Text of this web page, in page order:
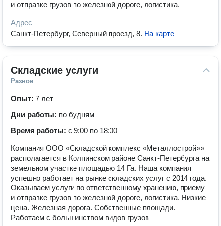
и отправке грузов по железной дороге, логистика.
Адрес
Санкт-Петербург, Северный проезд, 8. На карте
Складские услуги
Разное
Опыт: 7 лет
Дни работы: по будням
Время работы: с 9:00 по 18:00
Компания ООО «Складской комплекс «Металлострой»»
располагается в Колпинском районе Санкт-Петербурга на
земельном участке площадью 14 Га. Наша компания
успешно работает на рынке складских услуг с 2014 года.
Оказываем услуги по ответственному хранению, приему
и отправке грузов по железной дороге, логистика. Низкие
цена. Железная дорога. Собственные площади.
Работаем с большинством видов грузов